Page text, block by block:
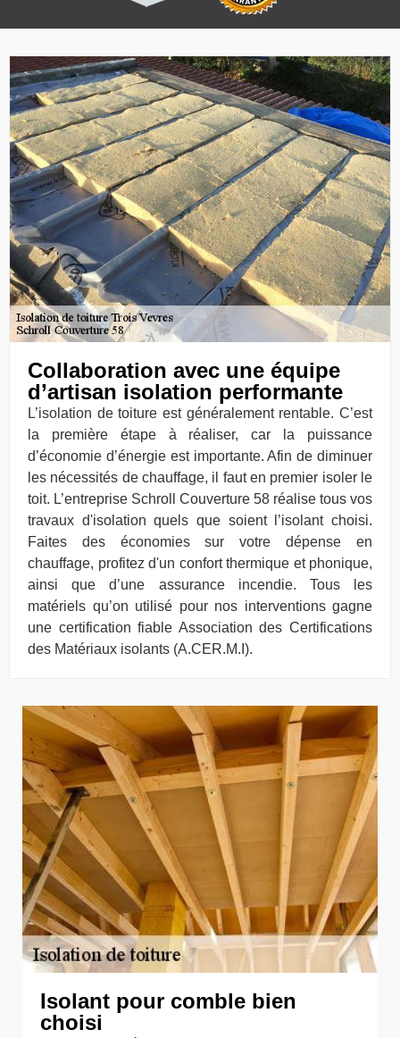
Collaboration avec une équipe
d’artisan isolation performante
L’isolation de toiture est généralement rentable. C’est
la première étape à réaliser, car la puissance
d’économie d’énergie est importante. Afin de diminuer
les nécessités de chauffage, il faut en premier isoler le
toit. L’entreprise Schroll Couverture 58 réalise tous vos
travaux d'isolation quels que soient l’isolant choisi.
Faites des économies sur votre dépense en
chauffage, profitez d'un confort thermique et phonique,
ainsi que d’une assurance incendie. Tous les
matériels qu’on utilisé pour nos interventions gagne
une certification fiable Association des Certifications
des Matériaux isolants (A.CER.M.I).
Isolant pour comble bien
choisi